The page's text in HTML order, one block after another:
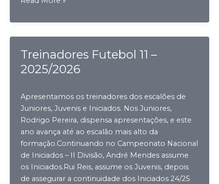
Treinos
2025/2026
Treinadores Futebol 11 –
2025/2026
Apresentamos os treinadores dos escalões de
Juniores, Juvenis e Iniciados. Nos Juniores,
Rodrigo Pereira, dispensa apresentações, e este
ano avança até ao escalão mais alto da
formação.Continuando no Campeonato Nacional
de Iniciados – II Divisão, André Mendes assume
os Iniciados.Rui Reis, assume os Juvenis, depois
de assegurar a continuidade dos Iniciados 24/25